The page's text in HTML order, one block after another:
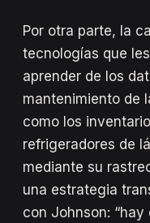
Por otra parte, la
tecnologías que
aprender de los
mantenimiento de
como los
refrigeradores de
mediante su
una estrategia
con Johnson: “hay